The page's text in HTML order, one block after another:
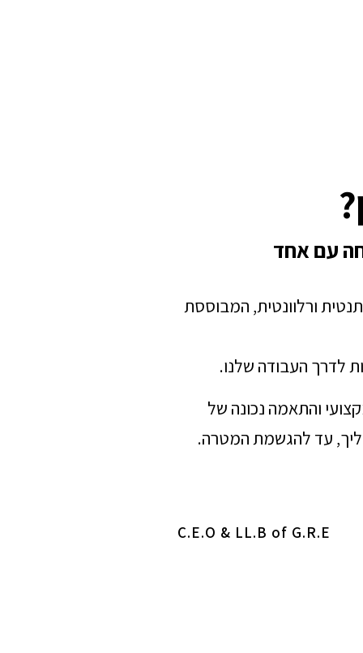
עם אחד
ורלוונטית, המבוססת
לדרך העבודה שלנו.
והתאמה נכונה של
עד להגשמת המטרה.
C.E.O & LL.B of G.R.E